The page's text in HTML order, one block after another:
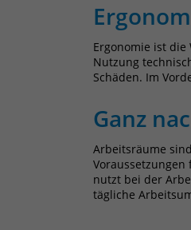
Ergonomie ist
Nutzung
Schäden. Im
Ganz
Arbeitsräume
nutzt bei der
tägliche